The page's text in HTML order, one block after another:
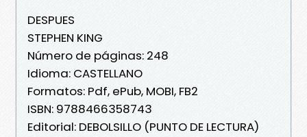
DESPUES
STEPHEN KING
Número de páginas: 248
Idioma: CASTELLANO
Formatos: Pdf, ePub, MOBI, FB2
ISBN: 9788466358743
Editorial: DEBOLSILLO (PUNTO DE LECTURA)